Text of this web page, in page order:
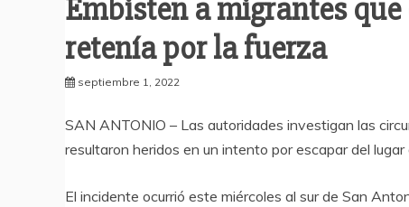
Embisten a migrantes
retenía por la fuerza
septiembre 1, 2022
SAN ANTONIO – Las autoridades investigan las
resultaron heridos en un intento por escapar del
El incidente ocurrió este miércoles al sur de San